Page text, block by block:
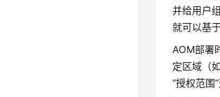
并给用户
就可以基
AOM部署
定区域（
“授权范围